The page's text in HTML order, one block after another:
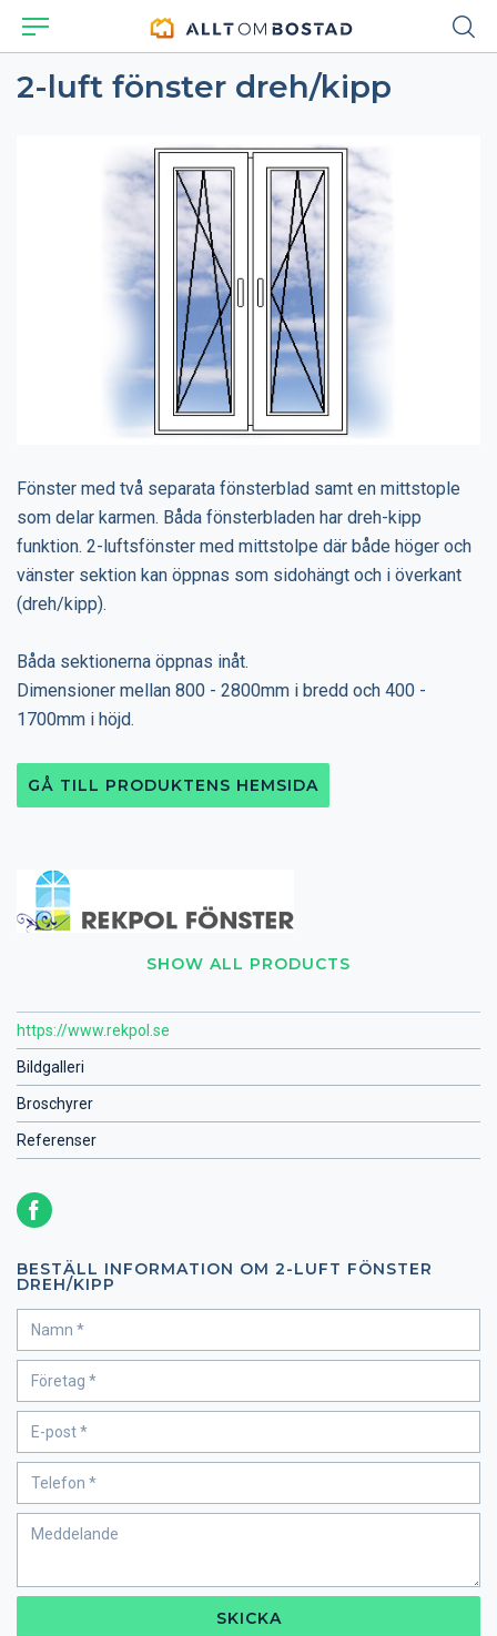
2-luft fönster dreh/kipp
SHOW ALL PRODUCTS
https://www.rekpol.se
Bildgalleri
Broschyrer
Referenser
BESTÄLL INFORMATION OM 2-LUFT FÖNSTER
DREH/KIPP
SKICKA
Fönster med två separata fönsterblad samt en mittstople
som delar karmen. Båda fönsterbladen har dreh-kipp
funktion. 2-luftsfönster med mittstolpe där både höger och
vänster sektion kan öppnas som sidohängt och i överkant
(dreh/kipp).
Båda sektionerna öppnas inåt.
Dimensioner mellan 800 - 2800mm i bredd och 400 -
1700mm i höjd.
GÅ TILL PRODUKTENS HEMSIDA